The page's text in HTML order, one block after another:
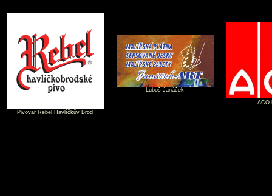
Pivovar Rebel Havlíčkův Brod
Luboš Janáček
ACO